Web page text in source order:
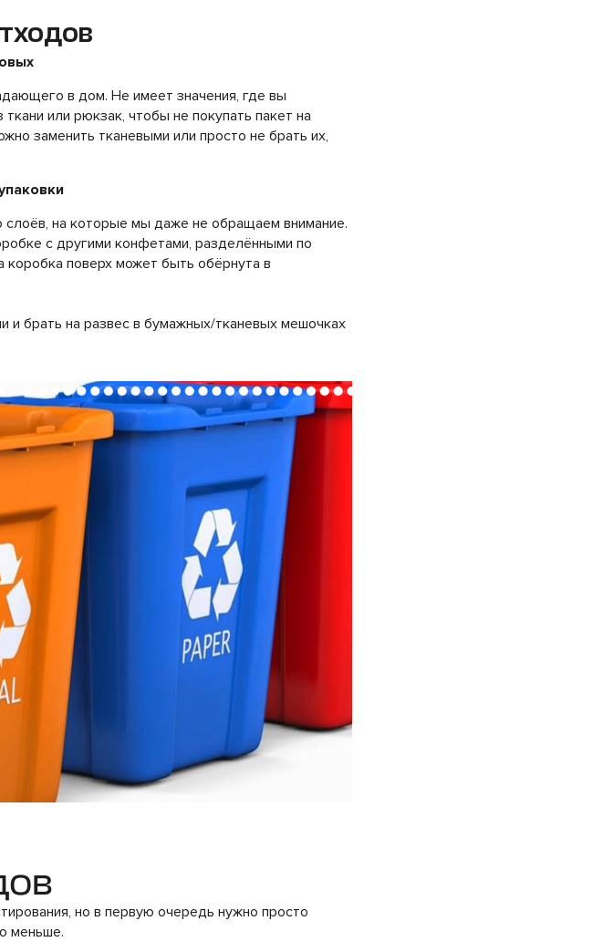
в дом. Не имеет значения, где вы
или рюкзак, чтобы не покупать пакет на
заменить тканевыми или просто не брать их,
слоёв, на которые мы даже не обращаем внимание.
с другими конфетами, разделёнными по
поверх может быть обёрнута в
и брать на развес в бумажных/тканевых мешочках
но в первую очередь нужно просто
меньше.